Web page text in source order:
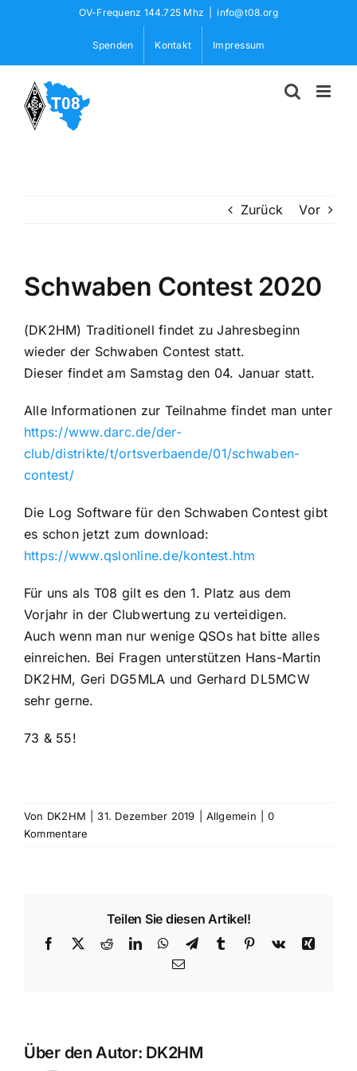
OV-Frequenz 144.725 Mhz info@t08.org
Spenden Kontakt Impressum
Zurück Vor
Schwaben Contest 2020
(DK2HM) Traditionell findet zu Jahresbeginn
wieder der Schwaben Contest statt.
Dieser findet am Samstag den 04. Januar statt.
Alle Informationen zur Teilnahme findet man unter
https://www.darc.de/der-
club/distrikte/t/ortsverbaende/01/schwaben-
contest/
Die Log Software für den Schwaben Contest gibt
es schon jetzt zum download:
https://www.qslonline.de/kontest.htm
Für uns als T08 gilt es den 1. Platz aus dem
Vorjahr in der Clubwertung zu verteidigen.
Auch wenn man nur wenige QSOs hat bitte alles
einreichen. Bei Fragen unterstützen Hans-Martin
DK2HM, Geri DG5MLA und Gerhard DL5MCW
sehr gerne.
73 & 55!
Von DK2HM 31. Dezember 2019 Allgemein
0
Kommentare
Teilen Sie diesen Artikel!
Facebook
X RedditLinkedInWhatsApp
TelegramTumblr Pinterest
Vk
Xing
E-
Über den Autor: DK2HM